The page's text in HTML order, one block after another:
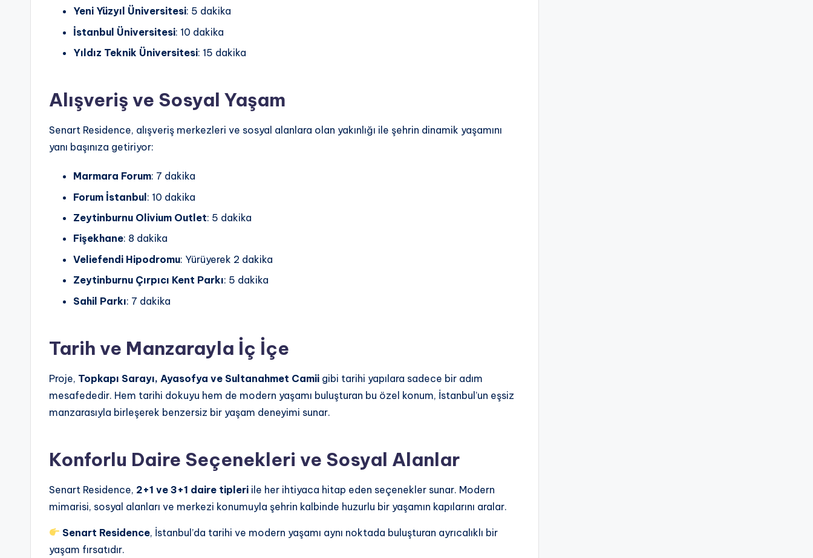
Yeni Yüzyıl Üniversitesi: 5 dakika
İstanbul Üniversitesi: 10 dakika
Yıldız Teknik Üniversitesi: 15 dakika
Alışveriş ve Sosyal Yaşam
Senart Residence, alışveriş merkezleri ve sosyal alanlara olan yakınlığı ile şehrin dinamik yaşamını
yanı başınıza getiriyor:
Marmara Forum: 7 dakika
Forum İstanbul: 10 dakika
Zeytinburnu Olivium Outlet: 5 dakika
Fişekhane: 8 dakika
Veliefendi Hipodromu: Yürüyerek 2 dakika
Zeytinburnu Çırpıcı Kent Parkı: 5 dakika
Sahil Parkı: 7 dakika
Tarih ve Manzarayla İç İçe
Proje, Topkapı Sarayı, Ayasofya ve Sultanahmet Camii gibi tarihi yapılara sadece bir adım
mesafededir. Hem tarihi dokuyu hem de modern yaşamı buluşturan bu özel konum, İstanbul’un eşsiz
manzarasıyla birleşerek benzersiz bir yaşam deneyimi sunar.
Konforlu Daire Seçenekleri ve Sosyal Alanlar
Senart Residence, 2+1 ve 3+1 daire tipleri ile her ihtiyaca hitap eden seçenekler sunar. Modern
mimarisi, sosyal alanları ve merkezi konumuyla şehrin kalbinde huzurlu bir yaşamın kapılarını aralar.
Senart Residence, İstanbul’da tarihi ve modern yaşamı aynı noktada buluşturan ayrıcalıklı bir
yaşam fırsatıdır.